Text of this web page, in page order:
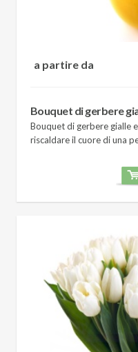
a partire da
Bouquet di gerbere
Bouquet di gerbere gialle
riscaldare il cuore di una